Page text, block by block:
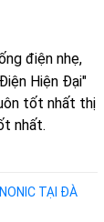
điện nhẹ,
Hiện Đại"
tốt nhất thị
nhất.
TẠI ĐÀ